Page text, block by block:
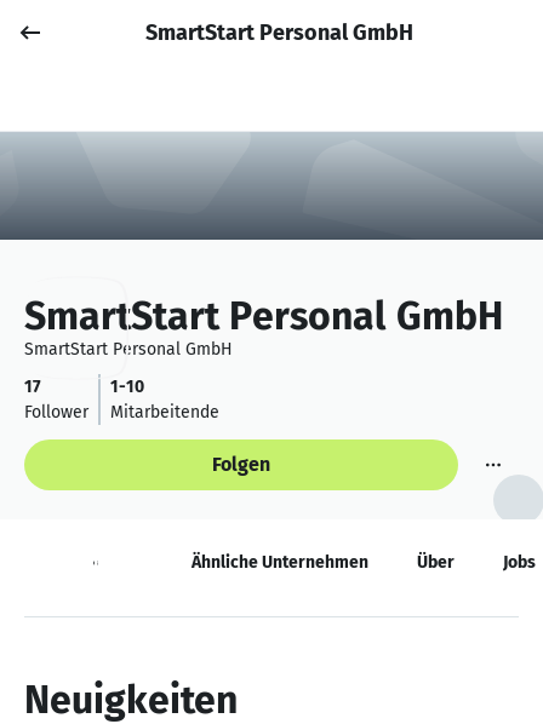
Anmelden
SmartStart Personal GmbH
SmartStart Personal GmbH
SmartStart Personal GmbH
17
Follower
1-10
Mitarbeitende
Folgen
Neuigkeiten Ähnliche Unternehmen Über Jobs
Neuigkeiten